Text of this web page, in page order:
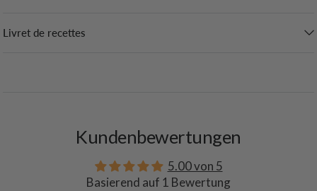
Livret de recettes
Kundenbewertungen
5.00 von 5
Basierend auf 1 Bewertung